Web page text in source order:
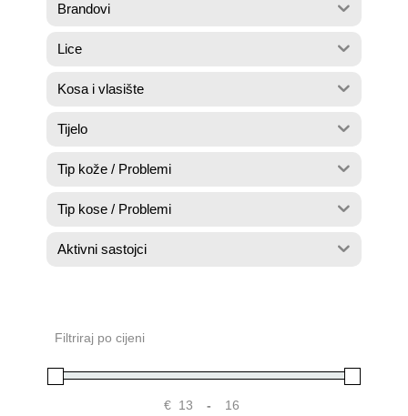
Brandovi
Lice
Kosa i vlasište
Tijelo
Tip kože / Problemi
Tip kose / Problemi
Aktivni sastojci
Filtriraj po cijeni
€ -